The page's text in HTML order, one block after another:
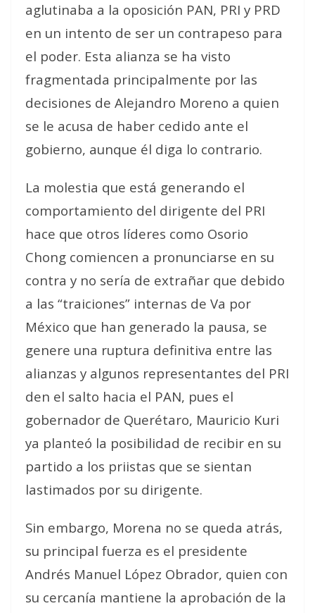
aglutinaba a la oposición PAN, PRI y PRD
en un intento de ser un contrapeso para
el poder. Esta alianza se ha visto
fragmentada principalmente por las
decisiones de Alejandro Moreno a quien
se le acusa de haber cedido ante el
gobierno, aunque él diga lo contrario.
La molestia que está generando el
comportamiento del dirigente del PRI
hace que otros líderes como Osorio
Chong comiencen a pronunciarse en su
contra y no sería de extrañar que debido
a las “traiciones” internas de Va por
México que han generado la pausa, se
genere una ruptura definitiva entre las
alianzas y algunos representantes del PRI
den el salto hacia el PAN, pues el
gobernador de Querétaro, Mauricio Kuri
ya planteó la posibilidad de recibir en su
partido a los priistas que se sientan
lastimados por su dirigente.
Sin embargo, Morena no se queda atrás,
su principal fuerza es el presidente
Andrés Manuel López Obrador, quien con
su cercanía mantiene la aprobación de la